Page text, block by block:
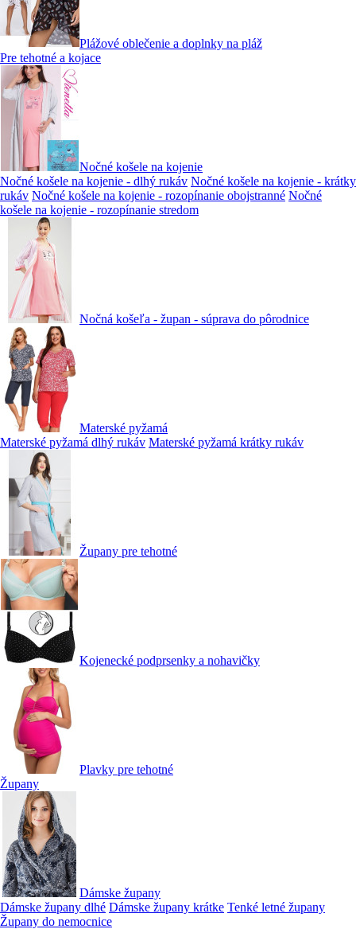
Plážové oblečenie a doplnky na pláž
Pre tehotné a kojace
Nočné košele na kojenie
Nočné košele na kojenie - dlhý rukáv Nočné košele na kojenie - krátky
rukáv Nočné košele na kojenie - rozopínanie obojstranné Nočné
košele na kojenie - rozopínanie stredom
Nočná košeľa - župan - súprava do pôrodnice
Materské pyžamá
Materské pyžamá dlhý rukáv Materské pyžamá krátky rukáv
Župany pre tehotné
Kojenecké podprsenky a nohavičky
Plavky pre tehotné
Župany
Dámske župany
Dámske župany dlhé Dámske župany krátke Tenké letné župany
Župany do nemocnice